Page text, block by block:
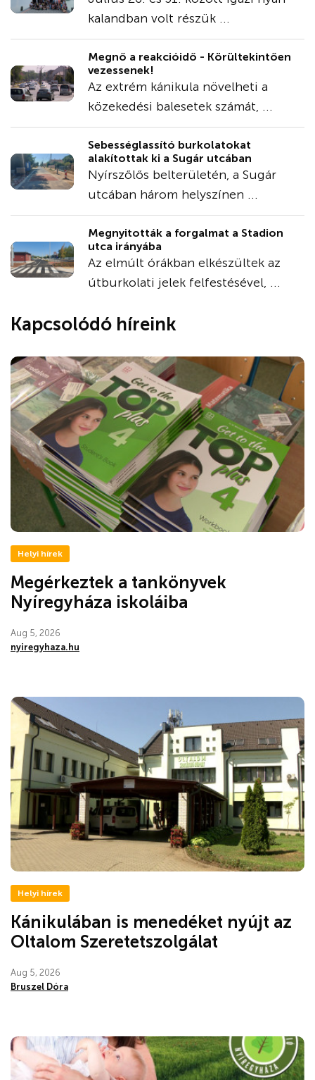
kalandban volt részük ...
Megnő a reakcióidő - Körültekintően
vezessenek!
Az extrém kánikula növelheti a
közekedési balesetek számát, ...
Sebességlassító burkolatokat
alakítottak ki a Sugár utcában
Nyírszőlős belterületén, a Sugár
utcában három helyszínen ...
Megnyitották a forgalmat a Stadion
utca irányába
Az elmúlt órákban elkészültek az
útburkolati jelek felfestésével, ...
Kapcsolódó híreink
Helyi hírek
Megérkeztek a tankönyvek
Nyíregyháza iskoláiba
Aug 5, 2026
nyiregyhaza.hu
Helyi hírek
Kánikulában is menedéket nyújt az
Oltalom Szeretetszolgálat
Aug 5, 2026
Bruszel Dóra